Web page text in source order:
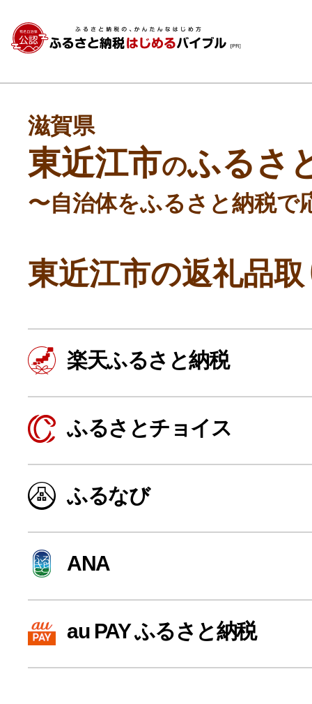
よく見られている返礼品
ふるさと納税徹底比較
寄付上限額シミュレーション
滋賀県
東近江市のふるさ
〜自治体をふるさと納税で
東近江市の返礼品
楽天ふるさと納税
ふるさとチョイス
ふるなび
ANA
au PAY ふるさと納税